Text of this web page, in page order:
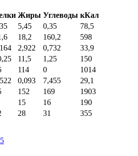
Жиры Углеводы кКал
5,45 0,35
78,5
18,2 160,2
598
2,922 0,732
33,9
11,5 1,25
150
114 0
1014
0,093 7,455
29,1
152 169
1903
15 16
190
28 31 355